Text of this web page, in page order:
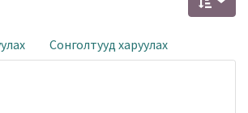
Сонголтууд харуулах